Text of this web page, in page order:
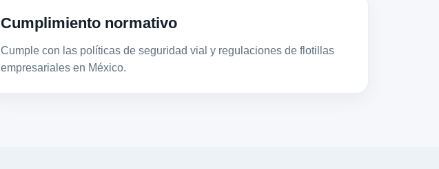
Cumplimiento normativo
Cumple con las políticas de seguridad vial y regulaciones de flotillas
empresariales en México.